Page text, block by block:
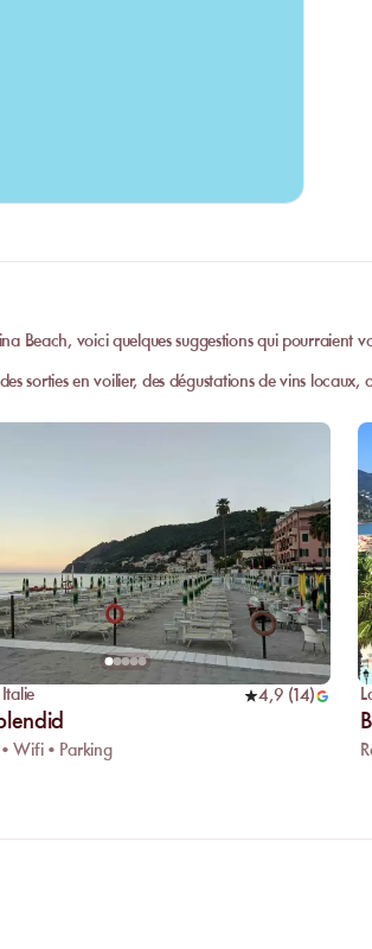
Beach, voici quelques suggestions qui pourraient
sorties en voilier, des dégustations de vins
Italie 4,9 (14)
• Wifi • Parking